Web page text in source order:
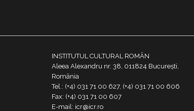
INSTITUTUL CULTURAL ROMÂN
Aleea Alexandru nr. 38, 011824 București,
România
Tel.: (+4) 031 71 00 627, (+4) 031 71 00 606
Fax: (+4) 031 71 00 607
E-mail: icr@icr.ro